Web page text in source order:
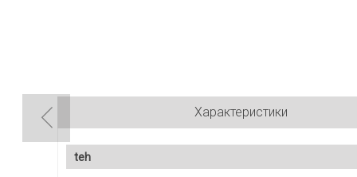
Характеристики
teh